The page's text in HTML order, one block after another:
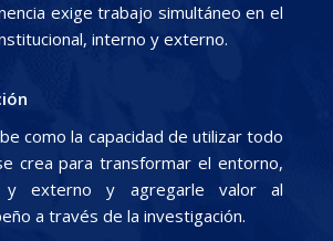
exige trabajo simultáneo en el
interno y externo.
como la capacidad de utilizar todo
crea para transformar el entorno,
y externo y agregarle valor al
a través de la investigación.